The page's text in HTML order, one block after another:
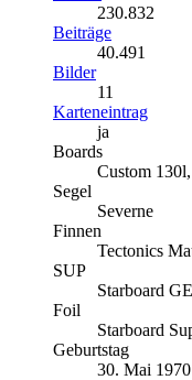
230.832
Beiträge
40.491
Bilder
11
Karteneintrag
ja
Boards
Custom
Segel
Severne
Finnen
Tectonics
SUP
Starboard
Foil
Starboard
Geburtstag
30. Mai